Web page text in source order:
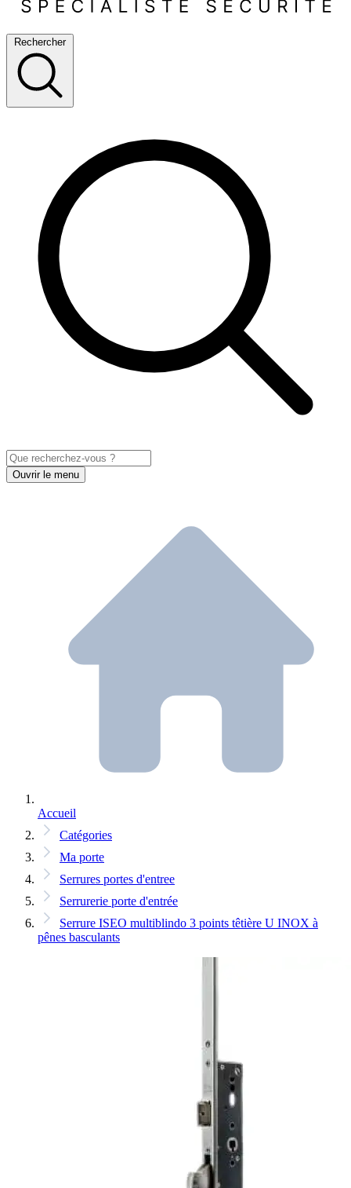
Rechercher
Ouvrir le menu
Accueil
Catégories
Ma porte
Serrures portes d'entree
Serrurerie porte d'entrée
Serrure ISEO multiblindo 3 points têtière U INOX à
pênes basculants